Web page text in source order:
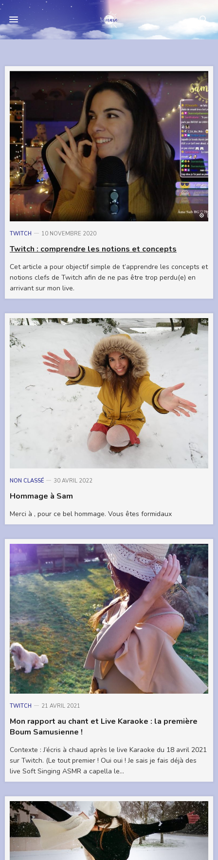
TWITCH 10 NOVEMBRE 2020
Twitch : comprendre les notions et concepts
Cet article a pour objectif simple de t’apprendre les concepts et
notions clefs de Twitch afin de ne pas être trop perdu(e) en
arrivant sur mon live.
NON CLASSÉ 30 AVRIL 2022
Hommage à Sam
Merci à , pour ce bel hommage. Vous êtes formidaux
TWITCH 21 AVRIL 2021
Mon rapport au chant et Live Karaoke : la première
Boum Samusienne !
Contexte : J’écris à chaud après le live Karaoke du 18 avril 2021
sur Twitch. (Le tout premier ! Oui oui ! Je sais je fais déjà des
live Soft Singing ASMR a capella le…